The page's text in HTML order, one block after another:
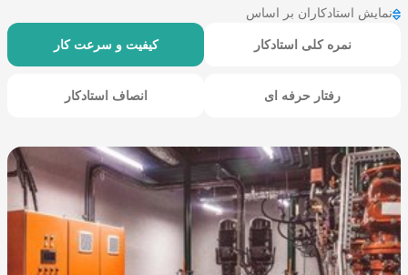
نمایش استادکاران بر اساس
نمره کلی استادکار کیفیت و سرعت کار
رفتار حرفه ای انصاف استادکار